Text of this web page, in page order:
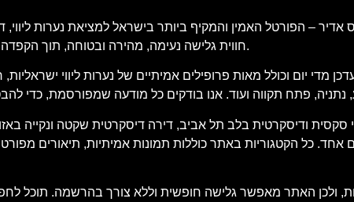
– הפורטל האמין והמקיף ביותר בישראל למציאת נערות ליווי,
חווית גלישה נעימה, מהירה ובטוחה, תוך הקפדה על פרטיות המשתמש, עדכניות התוכן ואימות כל מודעה ומודעה באתר.
מדי יום וכולל מאות פרופילים אמיתיים של נערות ליווי
ודיסקרטית בלב תל אביב, דירה דיסקרטית שקטה ונקייה באזור
כל הקטגוריות באתר כוללות תמונות אמיתיות, תיאורים
ולכן האתר מאפשר גלישה חופשית וללא צורך בהרשמה. תוכל